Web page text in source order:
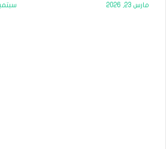
مارس 23, 2026 سبتمبر 15,